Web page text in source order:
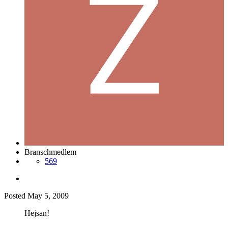
Branschmedlem
569
Posted May 5, 2009
Hejsan!